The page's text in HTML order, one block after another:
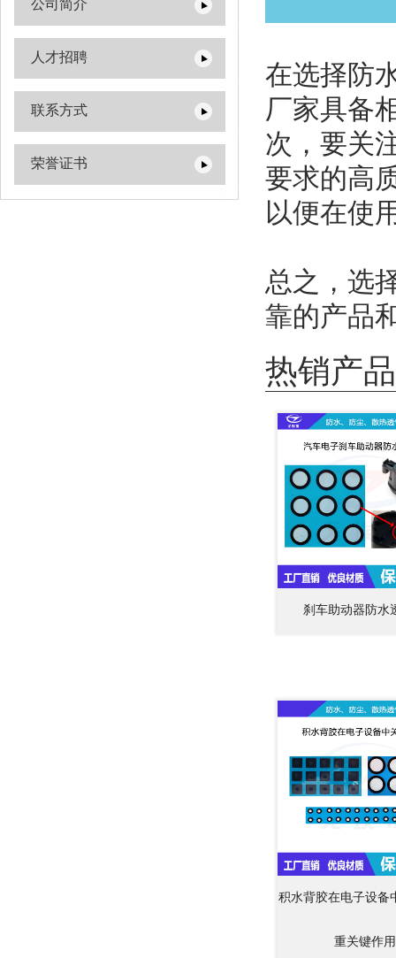
公司简介
人才招聘
联系方式
荣誉证书
在选择防
厂家具备
次，要关
要求的高
以便在使
总之，选
靠的产品
热销产
刹车助动器防水
积水背胶在电子设备
重关键作用